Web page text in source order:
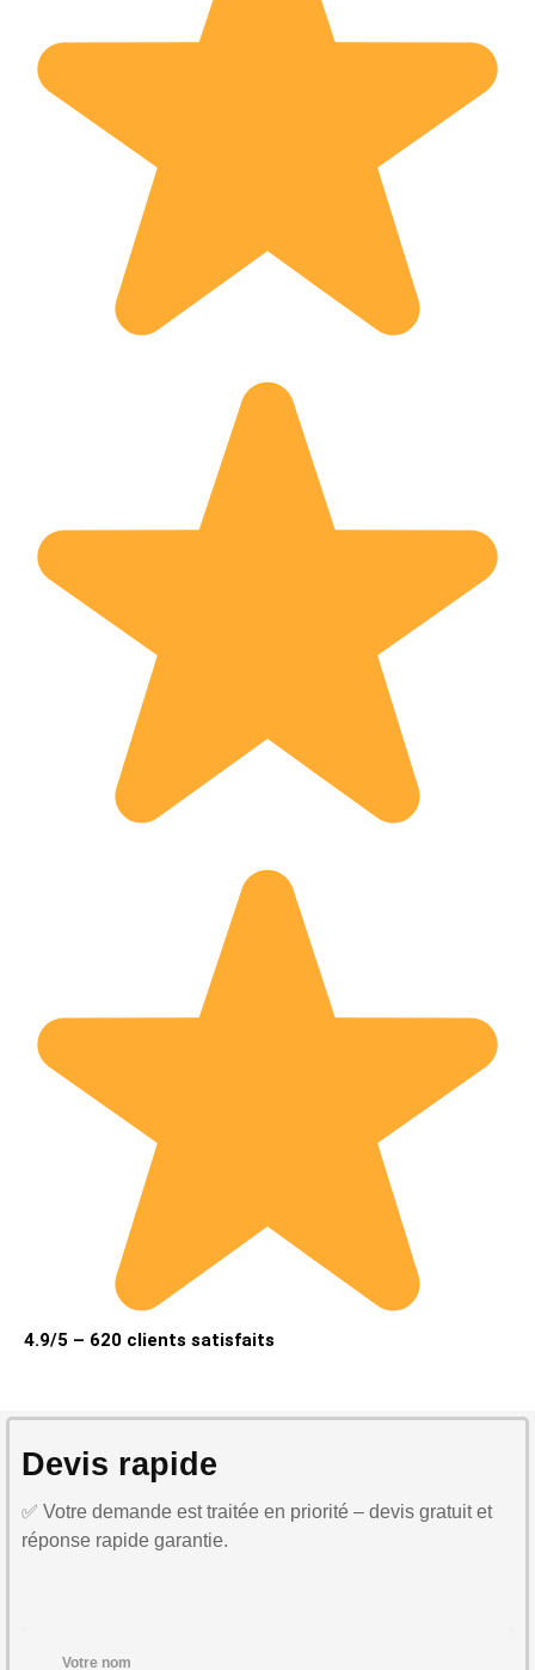
4.9/5 – 620 clients satisfaits
Devis rapide
✅ Votre demande est traitée en priorité – devis gratuit et
réponse rapide garantie.
Votre nom